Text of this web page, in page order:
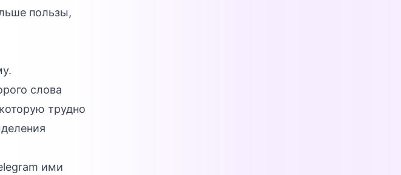
пользы,
слова
трудно
ими